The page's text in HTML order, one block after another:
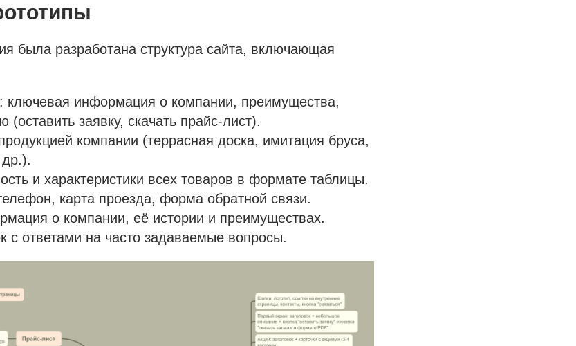
была разработана структура сайта, включающая
: ключевая информация о компании, преимущества,
(оставить заявку, скачать прайс-лист).
компании (террасная доска, имитация бруса,
др.).
и характеристики всех товаров в формате таблицы.
карта проезда, форма обратной связи.
о компании, её истории и преимуществах.
с ответами на часто задаваемые вопросы.